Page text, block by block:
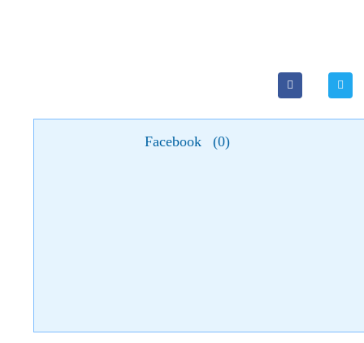
Facebook (0)